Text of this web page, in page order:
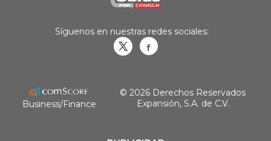
Síguenos en nuestras redes sociales:
Business/Finance
© 2026 Derechos Reservados
Expansión, S.A. de C.V.